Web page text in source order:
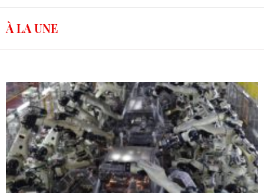
À LA UNE